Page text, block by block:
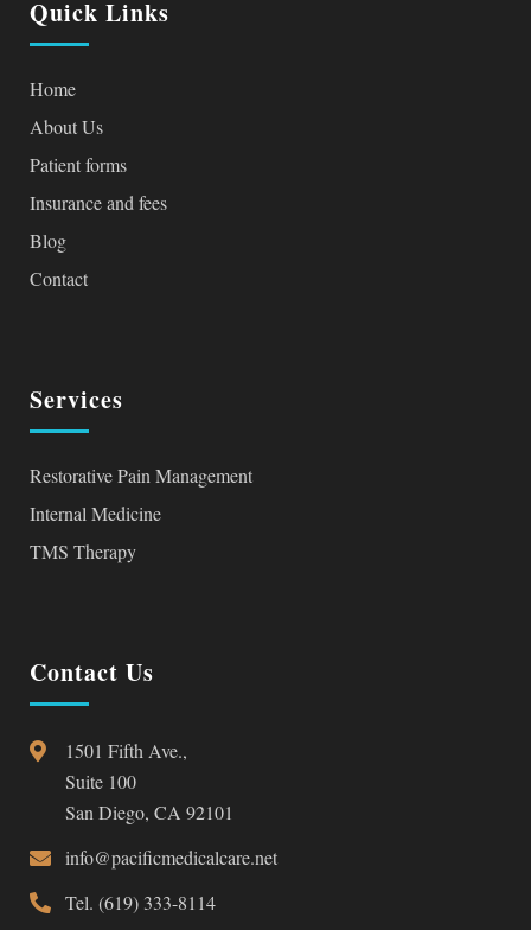
Quick Links
Home
About Us
Patient forms
Insurance and fees
Blog
Contact
Services
Restorative Pain Management
Internal Medicine
TMS Therapy
Contact Us
1501 Fifth Ave.,
Suite 100
San Diego, CA 92101
info@pacificmedicalcare.net
Tel. (619) 333-8114